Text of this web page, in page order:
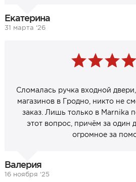
Екатерина
31 марта ‘26
Сломалась ручка входной
магазинов в Гродно, никто не
заказ. Лишь только в Marnika
этот вопрос, причём за один
огромное за
Валерия
16 ноября ‘25